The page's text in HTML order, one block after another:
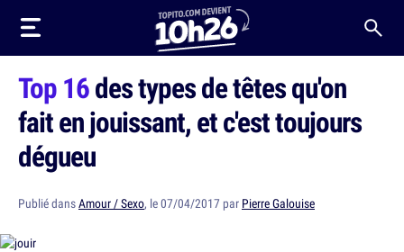
Top 16des types de têtes qu'on
fait en jouissant, et c'est toujours
dégueu
Publié dansAmour / Sexo, le 07/04/2017 par Pierre Galouise